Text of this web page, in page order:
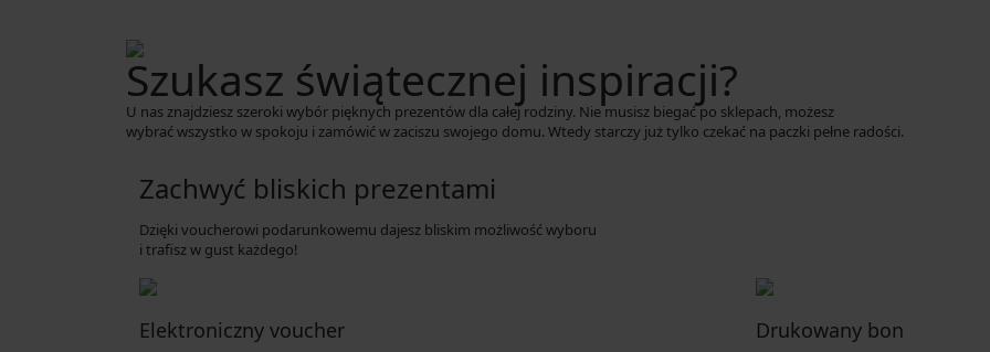
Szukasz świątecznej inspiracji?
U nas znajdziesz szeroki wybór pięknych prezentów dla całej rodziny. Nie musisz biegać po sklepach, możesz
wybrać wszystko w spokoju i zamówić w zaciszu swojego domu. Wtedy starczy już tylko czekać na paczki pełne radości.
Zachwyć bliskich prezentami
Dzięki voucherowi podarunkowemu dajesz bliskim możliwość wyboru
i trafisz w gust każdego!
Elektroniczny voucher Drukowany bon